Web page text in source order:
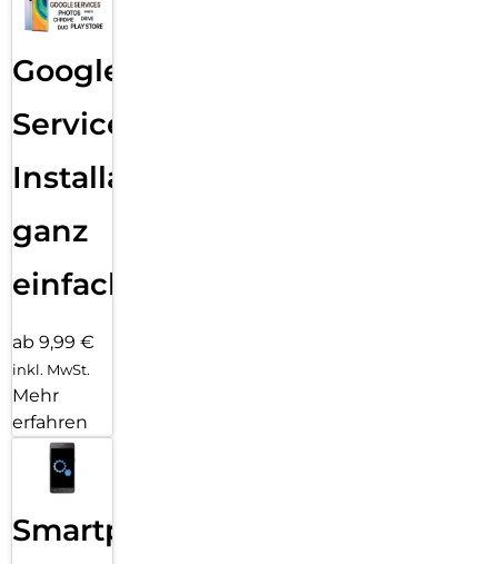
Google
Services
Installation
ganz
einfach
ab 9,99 €
inkl. MwSt.
Mehr
erfahren
Smartphone